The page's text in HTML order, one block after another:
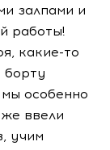
залпами и
работы!
какие-то
борту
особенно
ввели
учим